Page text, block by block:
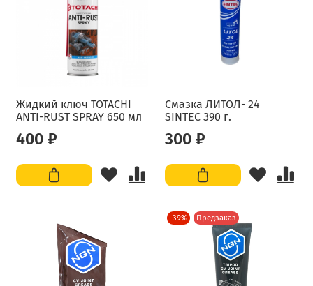
Жидкий ключ TOTACHI
ANTI-RUST SPRAY 650 мл
400 ₽
Смазка ЛИТОЛ- 24
SINTEC 390 г.
300 ₽
-39% Предзаказ